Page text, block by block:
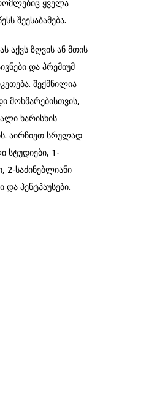
ყველა
შეესაბამება.
აქვს ზღვის ან მთის
და პრემიუმ
შექმნილია
მოხმარებისთვის,
ხარისხის
აირჩიეთ სრულად
სტუდიები, 1-
2-საძინებლიანი
და პენტჰაუსები.